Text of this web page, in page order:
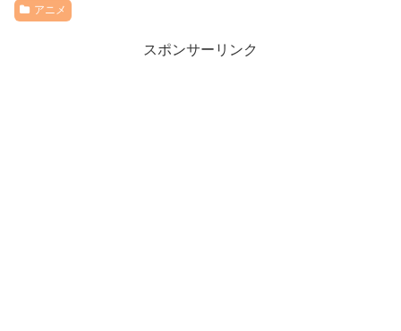
アニメ
スポンサーリンク